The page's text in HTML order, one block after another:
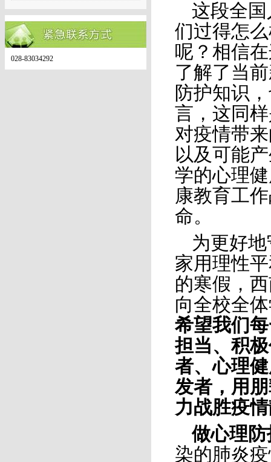
这段全
们过得怎
呢？相信
了解了当
防护知识
言，这同
对疫情带
以及可能
学的心理
康教育工
命。
为更好
家用理性
的寒假，
向全校全
希望我们
担当、积
者、心理
发者，用
力战胜疫
做心理
染的肺炎
028-83034292